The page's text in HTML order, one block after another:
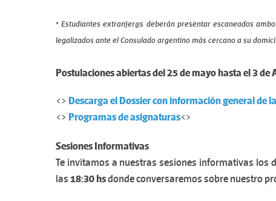
*Estudiantes extranjer@s deberán presentar escaneados
legalizados ante el Consulado argentino más cercano a su
Postulaciones abiertas del 25 de mayo hasta el 3 de
<> Descarga el Dossier con información general de
<> Programas de asignaturas<>
Sesiones Informativas
Te invitamos a nuestras sesiones informativas los
las 18:30 hsdonde conversaremos sobre nuestro